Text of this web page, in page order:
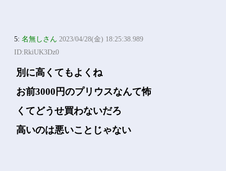
5:名無しさん 2023/04/28(金) 18:25:38.989
ID:RkiUK3Dz0
別に高くてもよくね
お前3000円のプリウスなんて怖
くてどうせ買わないだろ
高いのは悪いことじゃない